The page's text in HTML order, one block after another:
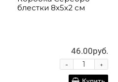
блестки 8х5х2 см
46.00руб.
+
-